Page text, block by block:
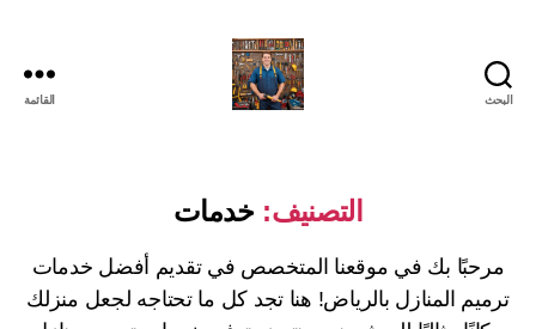
البحث القائمة
التصنيف: خدمات
مرحبًا بك في موقعنا المتخصص في تقديم أفضل خدمات
ترميم المنازل بالرياض! هنا تجد كل ما تحتاجه لجعل منزلك